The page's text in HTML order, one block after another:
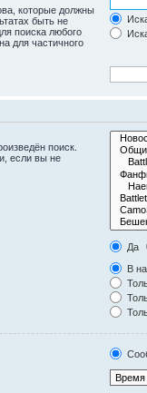
которые должны
быть не
поиска любого
для частичного
поиск.
если вы не
Да
В